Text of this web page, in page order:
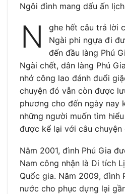
Ngôi đình mang dấu ấn
N
ghe hết câu trả lời
Ngài phi ngựa đi
đến đầu làng Phú
Ngài chết, dân làng Phú
nhớ công lao đánh đuổi
chuyện đó vẫn còn được
phương cho đến ngày nay
những người muốn tìm
được kể lại với câu chuyện
Năm 2001, đình Phú Gia
Nam công nhận là Di tích
Quốc gia. Năm 2009, đình
nước cho phục dựng lại